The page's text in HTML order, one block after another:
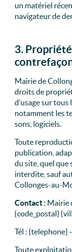
un matériel
navigateur de
3.
Mairie de
droits de
d’usage sur tous
notamment les
sons, logiciels.
Toute
publication,
du site, quel que
interdite, sauf
Collonges-au-
Contact : Mairie
{code_postal}
Tél : {telephone}
Toute